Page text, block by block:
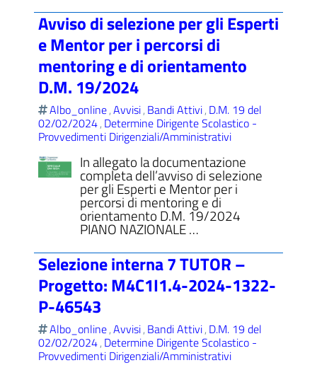
Avviso di selezione per gli Esperti
e Mentor per i percorsi di
mentoring e di orientamento
D.M. 19/2024
Albo_online,Avvisi, Bandi Attivi, D.M. 19 del
02/02/2024, Determine Dirigente Scolastico -
Provvedimenti Dirigenziali/Amministrativi
In allegato la documentazione
completa dell’avviso di selezione
per gli Esperti e Mentor per i
percorsi di mentoring e di
orientamento D.M. 19/2024
PIANO NAZIONALE …
Selezione interna 7 TUTOR –
Progetto: M4C1I1.4-2024-1322-
P-46543
Albo_online,Avvisi, Bandi Attivi, D.M. 19 del
02/02/2024, Determine Dirigente Scolastico -
Provvedimenti Dirigenziali/Amministrativi